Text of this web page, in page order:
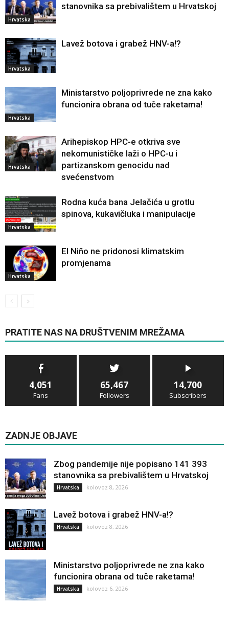
Hrvatska
stanovnika sa prebivalištem u Hrvatskoj
Hrvatska
Lavež botova i grabež HNV-a!?
Hrvatska
Ministarstvo poljoprivrede ne zna kako
funcionira obrana od tuče raketama!
Hrvatska
Arihepiskop HPC-e otkriva sve
nekomunističke laži o HPC-u i
partizanskom genocidu nad
svećenstvom
Hrvatska
Rodna kuća bana Jelačića u grotlu
spinova, kukavičluka i manipulacije
Hrvatska
El Niño ne pridonosi klimatskim
promjenama
PRATITE NAS NA DRUŠTVENIM MREŽAMA
4,051
Fans
65,467
Followers
14,700
Subscribers
ZADNJE OBJAVE
Zbog pandemije nije popisano 141 393
stanovnika sa prebivalištem u Hrvatskoj
Hrvatska kolovoz 8, 2026
Lavež botova i grabež HNV-a!?
Hrvatska kolovoz 8, 2026
Ministarstvo poljoprivrede ne zna kako
funcionira obrana od tuče raketama!
Hrvatska kolovoz 6, 2026